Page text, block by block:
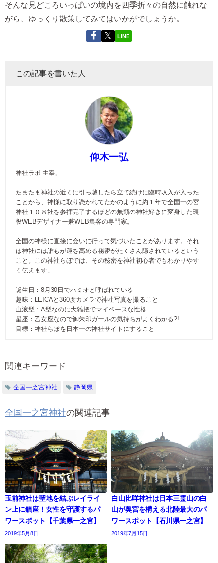
そんな見どころいっぱいの境内を四季折々の自然に触れな
がら、ゆっくり散策してみてはいかがでしょうか。
LINE
この記事を書いた人
仰木一弘
神社ラボ 主宰。
たまたま神社の近くに引っ越したら立て続けに臨時収入が入った
ことから、神様に取り憑かれてたかのように約１年で全国一の宮
神社１０８社を参拝完了するほどの無類の神社好きに変身した現
役WEBデザイナー兼WEB集客の専門家。
全国の神様に直接に会いに行って気づいたことがあります。それ
は神社には誰もが運を高める秘密がたくさん隠されているという
こと。この神社らぼでは、その秘密を神社初心者でもわかりやす
く伝えます。
誕生日：8月30日でハミオと呼ばれている
趣味：LEICAと360度カメラで神社写真を撮ること
血液型：A型なのに大雑把でマイペースな性格
星座：乙女座なので御朱印ガールの気持ちがよくわかる?!
目標：神社らぼを日本一の神社サイトにすること
関連キーワード
全国一之宮神社 静岡県
全国一之宮神社の関連記事
玉前神社は聖地を結ぶレイライ
ン上に鎮座！女性を守護するパ
ワースポット【千葉県一之宮】
2019年5月8日
白山比咩神社は日本三霊山の白
山が奥宮を構える北陸最大のパ
ワースポット【石川県一之宮】
2019年7月15日